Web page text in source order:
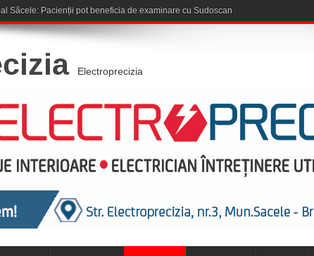
CSM Săcele în
Electroprecizia